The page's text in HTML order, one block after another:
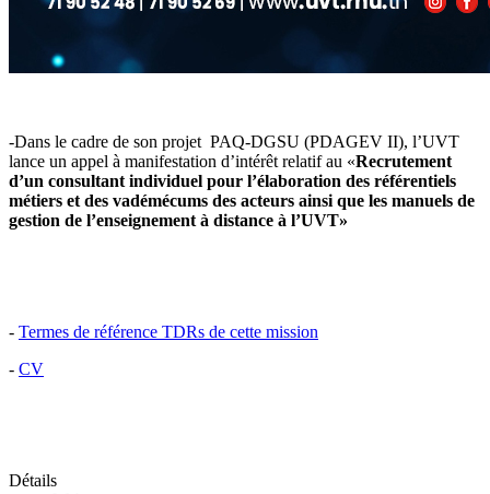
-Dans le cadre de son projet PAQ-DGSU (PDAGEV II), l’UVT
lance un appel à manifestation d’intérêt relatif au «Recrutement
d’un consultant individuel pour l’élaboration des référentiels
métiers et des vadémécums des acteurs ainsi que les manuels de
gestion de l’enseignement à distance à l’UVT»
- Termes de référence TDRs de cette mission
- CV
Détails